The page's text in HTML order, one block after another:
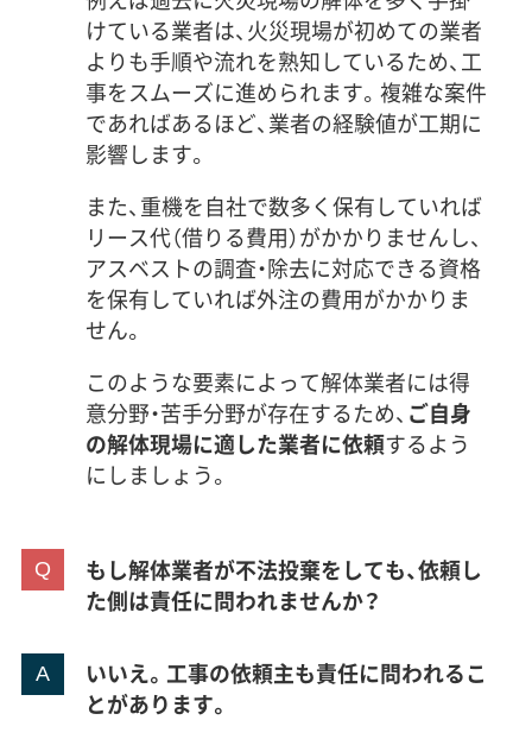
けている業者は、火災現場が初めての業者
よりも手順や流れを熟知しているため、工
事をスムーズに進められます。複雑な案件
であればあるほど、業者の経験値が工期に
影響します。
また、重機を自社で数多く保有していれば
リース代（借りる費用）がかかりませんし、
アスベストの調査・除去に対応できる資格
を保有していれば外注の費用がかかりま
せん。
このような要素によって解体業者には得
意分野・苦手分野が存在するため、 ご自身
の解体現場に適した業者に依頼するよう
にしましょう。
もし解体業者が不法投棄をしても、依頼し
た側は責任に問われませんか？
いいえ。工事の依頼主も責任に問われるこ
とがあります。